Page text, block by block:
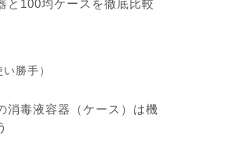
と100均ケースを徹底比較
勝手）
消毒液容器（ケース）は機